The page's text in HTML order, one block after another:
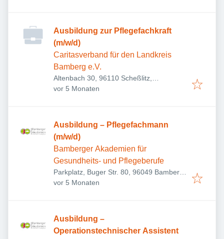
Ausbildung zur Pflegefachkraft
(m/w/d)
Caritasverband für den Landkreis
Bamberg e.V.
Altenbach 30, 96110 Scheßlitz,
Deutschland
Veröffentlicht:
vor 5 Monaten
Ausbildung – Pflegefachmann
(m/w/d)
Bamberger Akademien für
Gesundheits- und Pflegeberufe
Parkplatz, Buger Str. 80, 96049 Bamberg,
Deutschland
Veröffentlicht:
vor 5 Monaten
Ausbildung –
Operationstechnischer Assistent